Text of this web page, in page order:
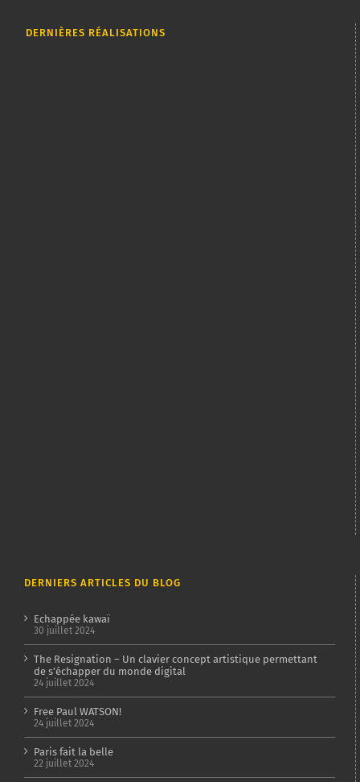
DERNIÈRES RÉALISATIONS
DERNIERS ARTICLES DU BLOG
Echappée kawaï
30 juillet 2024
The Resignation – Un clavier concept artistique permettant
de s’échapper du monde digital
24 juillet 2024
Free Paul WATSON!
24 juillet 2024
Paris fait la belle
22 juillet 2024